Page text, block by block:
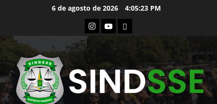
6 de agosto de 2026 4:05:24 PM
Instagram
YoutubeFlickr